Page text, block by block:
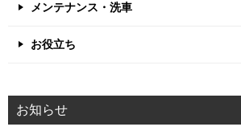
メンテナンス・洗車
お役立ち
お知らせ